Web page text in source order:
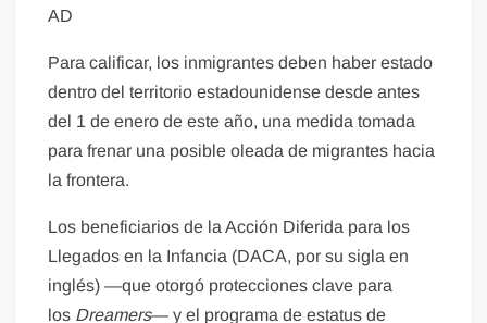
AD
Para calificar, los inmigrantes deben haber estado
dentro del territorio estadounidense desde antes
del 1 de enero de este año, una medida tomada
para frenar una posible oleada de migrantes hacia
la frontera.
Los beneficiarios de la Acción Diferida para los
Llegados en la Infancia (DACA, por su sigla en
inglés) —que otorgó protecciones clave para
los Dreamers— y el programa de estatus de